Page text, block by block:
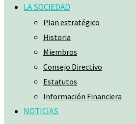
LA SOCIEDAD
Plan estratégico
Historia
Miembros
Consejo Directivo
Estatutos
Información Financiera
NOTICIAS